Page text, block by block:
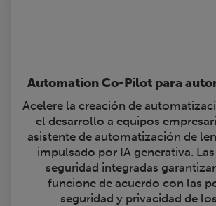
Automation Co-Pilot para
Acelere la creación de
el desarrollo a equipos
asistente de automatización de
impulsado por IA generativa.
seguridad integradas
funcione de acuerdo con las
seguridad y privacidad de